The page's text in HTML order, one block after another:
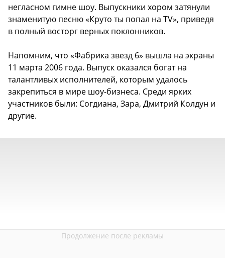
негласном гимне шоу. Выпускники хором затянули
знаменитую песню «Круто ты попал на TV», приведя
в полный восторг верных поклонников.
Напомним, что «Фабрика звезд 6» вышла на экраны
11 марта 2006 года. Выпуск оказался богат на
талантливых исполнителей, которым удалось
закрепиться в мире шоу-бизнеса. Среди ярких
участников были: Согдиана, Зара, Дмитрий Колдун и
другие.